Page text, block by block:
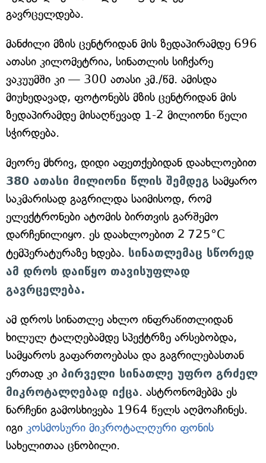
გავრცელდება.
მანძილი მზის ცენტრიდან მის ზედაპირამდე 696
ათასი კილომეტრია, სინათლის სიჩქარე
ვაკუუმში კი — 300 ათასი კმ./წმ. ამისდა
მიუხედავად, ფოტონებს მზის ცენტრიდან მის
ზედაპირამდე მისაღწევად 1-2 მილიონი წელი
სჭირდება.
მეორე მხრივ, დიდი აფეთქებიდან დაახლოებით
380 ათასი მილიონი წლის შემდეგ სამყარო
საკმარისად გაგრილდა საიმისოდ, რომ
ელექტრონები ატომის ბირთვის გარშემო
დარჩენილიყო. ეს დაახლოებით 2 725°C
ტემპერატურაზე ხდება. სინათლემაც სწორედ
ამ დროს დაიწყო თავისუფლად
გავრცელება.
ამ დროს სინათლე ახლო ინფრაწითლიდან
ხილულ ტალღებამდე სპექტრზე არსებობდა,
სამყაროს გაფართოებასა და გაგრილებასთან
ერთად კი პირველი სინათლე უფრო გრძელ
მიკროტალღებად იქცა. ასტრონომებმა ეს
ნარჩენი გამოსხივება 1964 წელს აღმოაჩინეს.
იგი კოსმოსური მიკროტალღური ფონის
სახელითაა ცნობილი.